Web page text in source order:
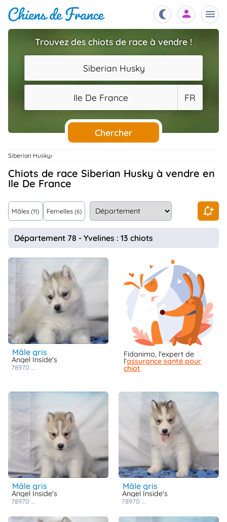
Chiots
Éleveurs
Étalons
Chiens
Services
..
Assurances
Connexion
Trouvez des chiots de race à vendre !
Siberian Husky
Ile De France FR
Chercher
Siberian Husky
Chiots de race Siberian Husky à vendre en
Ile De France
Mâles (11) Femelles (6)
Département 78 - Yvelines : 13 chiots
mâle gris
Angel Inside's
78970
Fidanimo, l'expert de
l'assurance santé pour
chiot
mâle gris
Angel Inside's
78970
mâle gris
Angel Inside's
78970